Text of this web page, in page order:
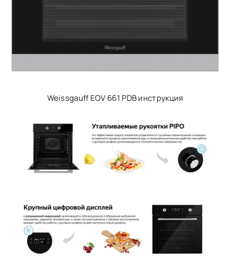
Weissgauff EOV 661 PDB инструкция